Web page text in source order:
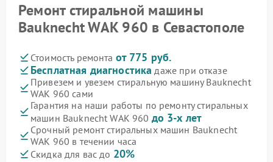
Ремонт стиральной машины
Bauknecht WAK 960 в Севастополе
Стоимость ремонта от 775 руб.
Бесплатная диагностика даже при отказе
Привезем и увезем стиральную машину Bauknecht
WAK 960 сами
Гарантия на наши работы по ремонту стиральных
машин Bauknecht WAK 960 до 3-х лет
Срочный ремонт стиральных машин Bauknecht
WAK 960 в течении часа
Скидка для вас до 20%